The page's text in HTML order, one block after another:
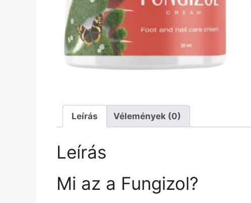
Leírás Vélemények (0)
Leírás
Mi az a Fungizol?